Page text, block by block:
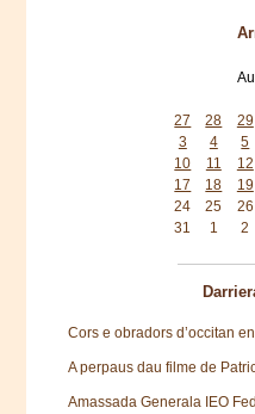
27
28 29
3
4 5
10
11 12
17
18 19
24
25 26
31
1 2
Cors e obradors d’occitan
A perpaus dau filme de
Amassada Generala IEO